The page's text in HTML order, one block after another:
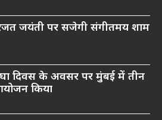
जयंती पर सजेगी संगीतमय शाम
दिवस के अवसर पर मुंबई में तीन
किया